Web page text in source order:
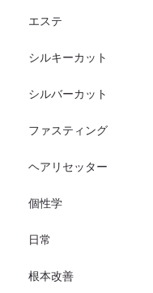
エステ
シルキーカット
シルバーカット
ファスティング
ヘアリセッター
個性学
日常
根本改善